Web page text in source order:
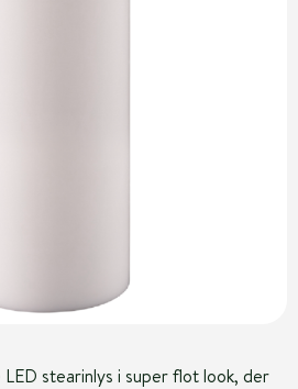
stearinlys i super flot look, der